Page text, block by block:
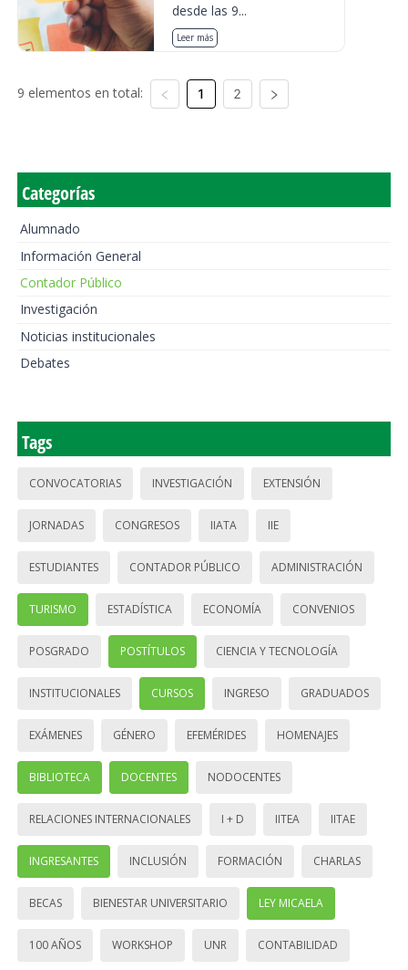
desde las 9...
Leer más
9 elementos en total: 1 2
Categorías
Alumnado
Información General
Contador Público
Investigación
Noticias institucionales
Debates
Tags
CONVOCATORIAS INVESTIGACIÓN EXTENSIÓN
JORNADAS CONGRESOS IIATA IIE
ESTUDIANTES CONTADOR PÚBLICO ADMINISTRACIÓN
TURISMO ESTADÍSTICA ECONOMÍA CONVENIOS
POSGRADO POSTÍTULOS CIENCIA Y TECNOLOGÍA
INSTITUCIONALES CURSOS INGRESO GRADUADOS
EXÁMENES GÉNERO EFEMÉRIDES HOMENAJES
BIBLIOTECA DOCENTES NODOCENTES
RELACIONES INTERNACIONALES I + D IITEA IITAE
INGRESANTES INCLUSIÓN FORMACIÓN CHARLAS
BECAS BIENESTAR UNIVERSITARIO LEY MICAELA
100 AÑOS WORKSHOP UNR CONTABILIDAD